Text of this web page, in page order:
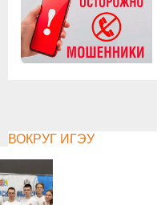
ВОКРУГ ИГЭУ